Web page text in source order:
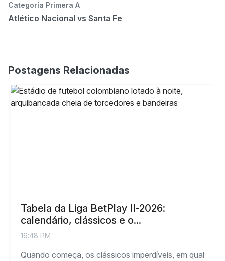
Categoría Primera A
Atlético Nacional vs Santa Fe
Postagens Relacionadas
Tabela da Liga BetPlay II-2026:
calendário, clássicos e o...
16:48 PM
Quando começa, os clássicos imperdíveis, em qual